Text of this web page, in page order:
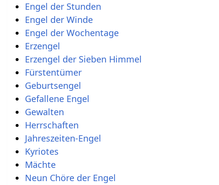
Engel der Stunden
Engel der Winde
Engel der Wochentage
Erzengel
Erzengel der Sieben Himmel
Fürstentümer
Geburtsengel
Gefallene Engel
Gewalten
Herrschaften
Jahreszeiten-Engel
Kyriotes
Mächte
Neun Chöre der Engel